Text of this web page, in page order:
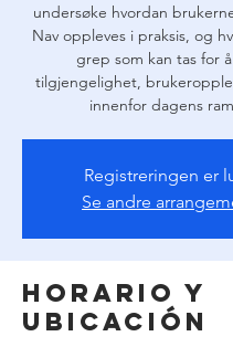
undersøke hvordan
Nav oppleves i praksis, og
grep som kan tas for
tilgjengelighet,
innenfor dagens
Registreringen er
Se andre
Horario y
ubicación